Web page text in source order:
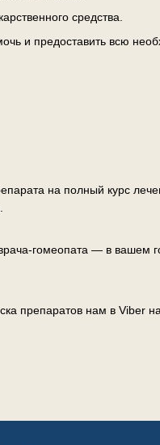
средства.
и предоставить всю
на полный курс
гомеопата — в вашем
препаратов нам в Viber